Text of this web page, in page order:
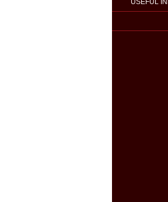
USEFUL